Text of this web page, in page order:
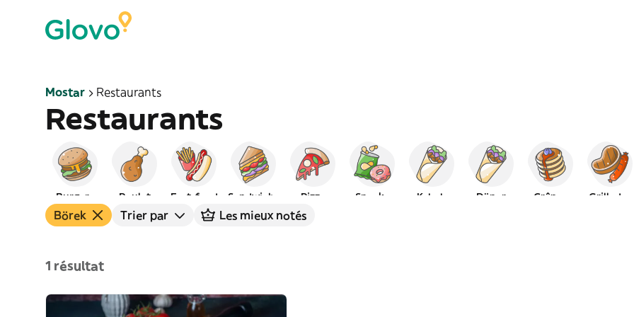
Mostar Restaurants
Restaurants
Burgers Poulet Fast-food Sandwichs Pizza Snacks Kebab Döner Crêpes Grillades
Börek Trier par Les mieux notés
1 résultat